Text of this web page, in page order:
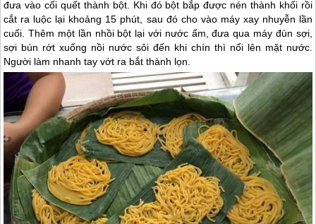
đưa vào cối quết thành bột. Khi đó bột bắp được nén thành khối rồi
cắt ra luộc lại khoảng 15 phút, sau đó cho vào máy xay nhuyễn lần
cuối. Thêm một lần nhồi bột lại với nước ấm, đưa qua máy đùn sợi,
sợi bún rớt xuống nồi nước sôi đến khi chín thì nổi lên mặt nước.
Người làm nhanh tay vớt ra bắt thành lọn.